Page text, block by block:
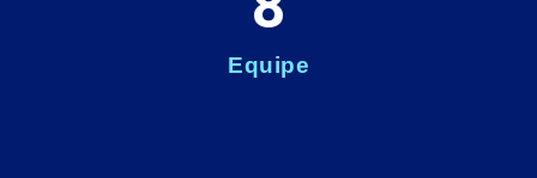
Equipe